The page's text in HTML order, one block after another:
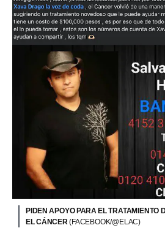
PIDEN APOYO PARA EL TRATAMIENTO
EL CÁNCER(FACEBOOK/@ELAC)